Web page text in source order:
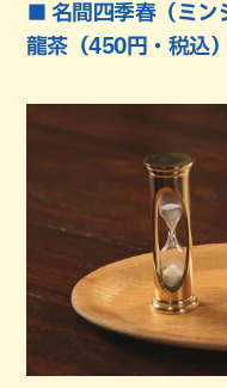
■ 名間四季春（ミ
龍茶（450円・税込）